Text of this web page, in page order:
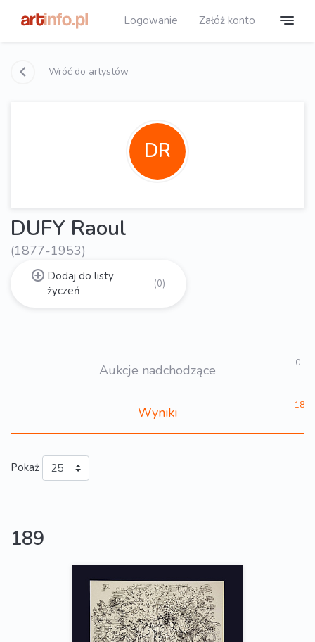
Logowanie Załóż konto
Wróć do artystów
DR
DUFY Raoul
(1877-1953)
Dodaj do listy
życzeń
(0)
Aukcje nadchodzące 0
Wyniki 18
Pokaż
189